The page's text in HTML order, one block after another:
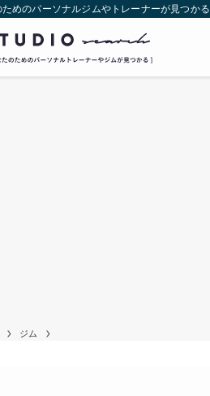
めのパーソナルジムやトレーナーが見つかる
ジム